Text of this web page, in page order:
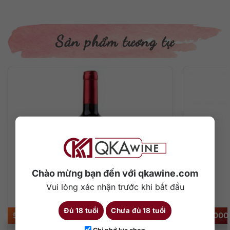
Chào mừng bạn đến với qkawine.com
Vui lòng xác nhận trước khi bắt đầu
Đủ 18 tuổi Chưa đủ 18 tuổi
Sản phẩm tương tự
500.000